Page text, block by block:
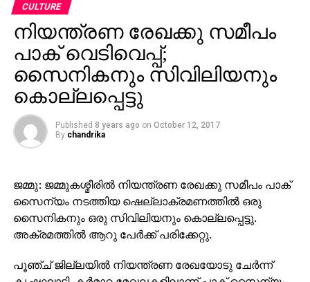
CULTURE
നിയന്ത്രണ രേഖക്കു സമീപം
പാക് വെടിവെപ്പ്;
സൈനികനും സിവിലിയനും
കൊല്ലപ്പെട്ടു
Published 8 years ago on October 12, 2017
By chandrika
ജമ്മു: ജമ്മുകശ്മീരില്‍ നിയന്ത്രണ രേഖക്കു സമീപം പാക്
സൈന്യം നടത്തിയ ഷെല്ലാക്രമണത്തില്‍ ഒരു
സൈനികനും ഒരു സിവിലിയനും കൊല്ലപ്പെട്ടു.
അക്രമത്തില്‍ ആറു പേര്‍ക്ക് പരിക്കേറ്റു.
പൂഞ്ച് ജില്ലയില്‍ നിയന്ത്രണ രേഖയോടു ചേര്‍ന്ന്